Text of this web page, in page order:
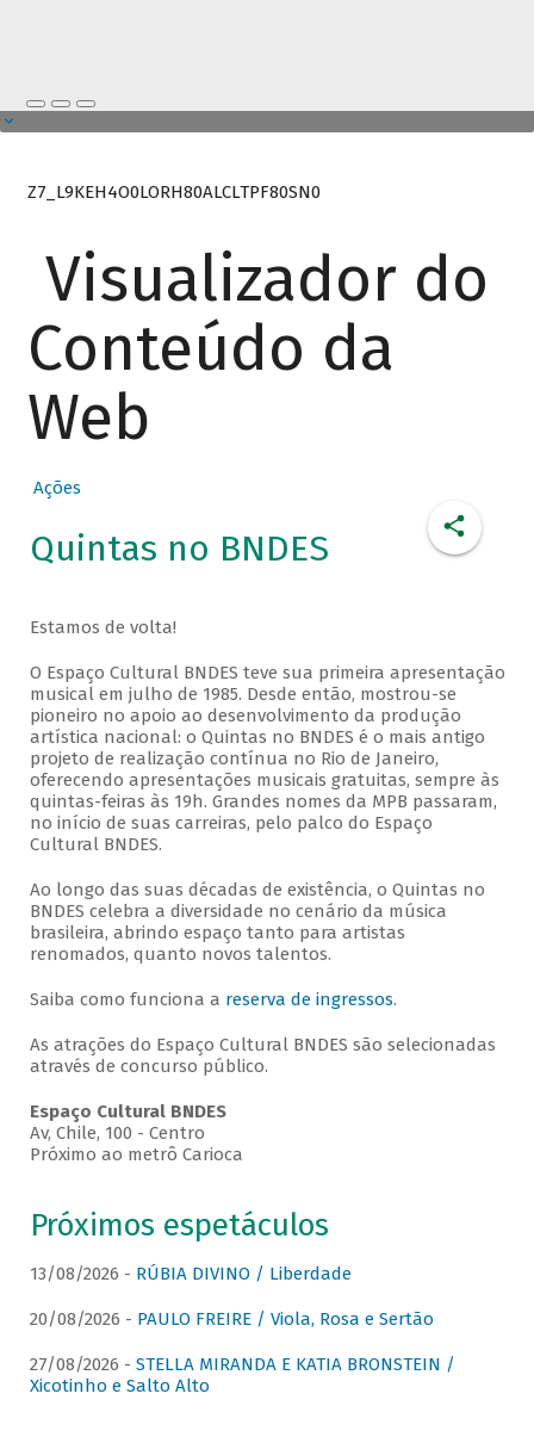
Z7_L9KEH4O0LORH80ALCLTPF80SN0
Visualizador do
Conteúdo da
Web
Ações
Quintas no BNDES
Estamos de volta!
O Espaço Cultural BNDES teve sua primeira apresentação
musical em julho de 1985. Desde então, mostrou-se
pioneiro no apoio ao desenvolvimento da produção
artística nacional: o Quintas no BNDES é o mais antigo
projeto de realização contínua no Rio de Janeiro,
oferecendo apresentações musicais gratuitas, sempre às
quintas-feiras às 19h. Grandes nomes da MPB passaram,
no início de suas carreiras, pelo palco do Espaço
Cultural BNDES.
Ao longo das suas décadas de existência, o Quintas no
BNDES celebra a diversidade no cenário da música
brasileira, abrindo espaço tanto para artistas
renomados, quanto novos talentos.
Saiba como funciona a reserva de ingressos.
As atrações do Espaço Cultural BNDES são selecionadas
através de concurso público.
Espaço Cultural BNDES
Av, Chile, 100 - Centro
Próximo ao metrô Carioca
Próximos espetáculos
13/08/2026 - RÚBIA DIVINO / Liberdade
20/08/2026 - PAULO FREIRE / Viola, Rosa e Sertão
27/08/2026 - STELLA MIRANDA E KATIA BRONSTEIN /
Xicotinho e Salto Alto